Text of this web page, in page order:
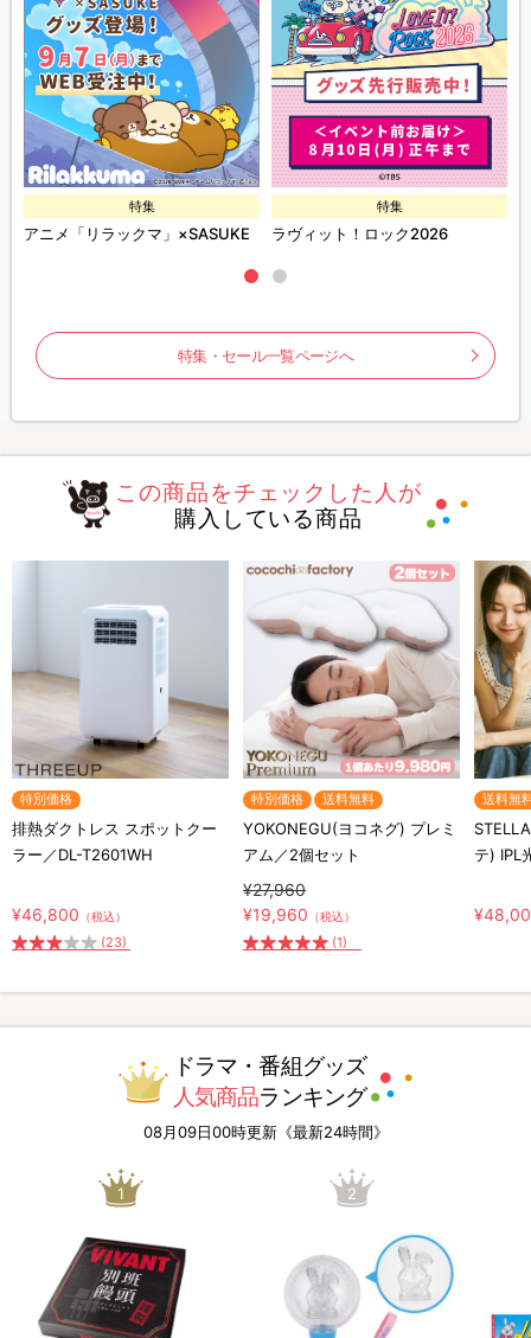
特集
アニメ「リラックマ」×SASUKE
特集
ラヴィット！ロック2026
特集・セール一覧ページへ
この商品をチェックした人が
購入している商品
特別価格
排熱ダクトレス スポットクー
ラー／DL-T2601WH
¥46,800 （税込）
(23)
特別価格 送料無料
YOKONEGU(ヨコネグ) プレミ
アム／2個セット
¥27,960
¥19,960 （税込）
(1)
送料無
テ) IPL
ドラマ・番組グッズ
人気商品ランキング
08月09日00時更新《最新24時間》
1 2